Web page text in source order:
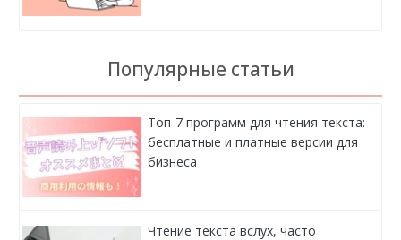
Популярные статьи
Топ-7 программ для чтения текста:
бесплатные и платные версии для
бизнеса
Чтение текста вслух, часто